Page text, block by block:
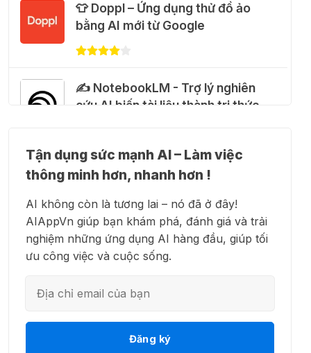
🎁 Hướng dẫn nhận Google Plus 12
tháng miễn phí
28 Thg 07 2026
Cảnh báo: Xuất hiện script và
27 Thg 07 2026
trình miễn phí dành cho giáo viên
15 Thg 07 2026
🎁 Hướng dẫn nhận ChatGPT
đầu + 1.250 Codex Credits
12 Thg 07 2026
👕 Doppl – Ứng dụng thử đồ ảo
bằng AI mới từ Google
✍️ NotebookLM - Trợ lý nghiên
cứu AI biến tài liệu thành tri thức
👗 Higgsfield AI – Biến ý tưởng
thành phim chất lượng cao
💻 Blackbox AI - Trợ lý lập trình
thông minh
trình công việc
Tận dụng sức mạnh AI – Làm việc
thông minh hơn, nhanh hơn !
AI không còn là tương lai – nó đã ở đây!
AIAppVn giúp bạn khám phá, đánh giá và trải
nghiệm những ứng dụng AI hàng đầu, giúp tối
ưu công việc và cuộc sống.
Đăng ký